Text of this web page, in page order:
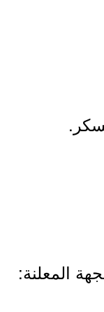
المعلنة: